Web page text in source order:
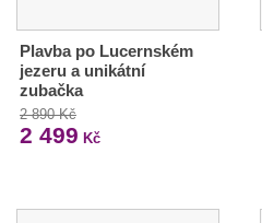
Plavba po Lucernském
jezeru a unikátní
zubačka
2 890 Kč
2 499 Kč